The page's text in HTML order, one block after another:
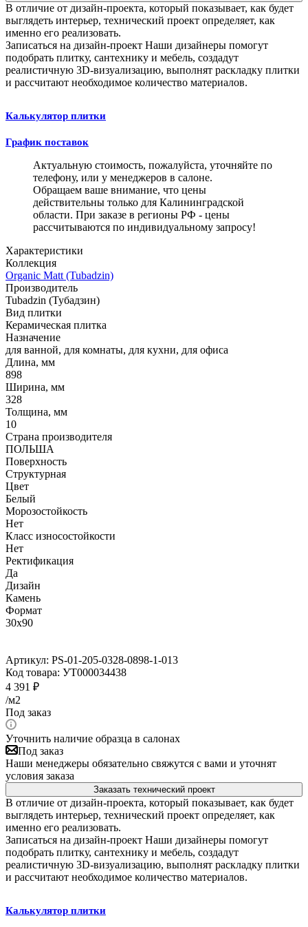
В отличие от дизайн-проекта, который показывает, как будет
выглядеть интерьер, технический проект определяет, как
именно его реализовать.
Записаться на дизайн-проект Наши дизайнеры помогут
подобрать плитку, сантехнику и мебель, создадут
реалистичную 3D-визуализацию, выполнят раскладку плитки
и рассчитают необходимое количество материалов.
Калькулятор плитки
График поставок
Актуальную стоимость, пожалуйста, уточняйте по
телефону, или у менеджеров в салоне.
Обращаем ваше внимание, что цены
действительны только для Калининградской
области. При заказе в регионы РФ - цены
рассчитываются по индивидуальному запросу!
Характеристики
Коллекция
Organic Matt (Tubadzin)
Производитель
Tubadzin (Тубадзин)
Вид плитки
Керамическая плитка
Назначение
для ванной, для комнаты, для кухни, для офиса
Длина, мм
898
Ширина, мм
328
Толщина, мм
10
Страна производителя
ПОЛЬША
Поверхность
Структурная
Цвет
Белый
Морозостойкость
Нет
Класс износостойкости
Нет
Ректификация
Да
Дизайн
Камень
Формат
30x90
Артикул: PS-01-205-0328-0898-1-013
Код товара: УТ000034438
4 391 ₽
/м2
Под заказ
Уточнить наличие образца в салонах
Под заказ
Наши менеджеры обязательно свяжутся с вами и уточнят
условия заказа
Заказать технический проект
В отличие от дизайн-проекта, который показывает, как будет
выглядеть интерьер, технический проект определяет, как
именно его реализовать.
Записаться на дизайн-проект Наши дизайнеры помогут
подобрать плитку, сантехнику и мебель, создадут
реалистичную 3D-визуализацию, выполнят раскладку плитки
и рассчитают необходимое количество материалов.
Калькулятор плитки